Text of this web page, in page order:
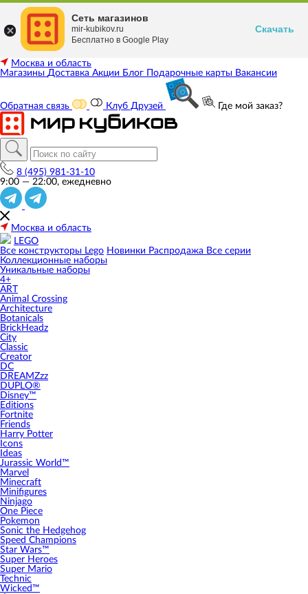
Москва и область
Магазины Доставка Акции Блог Подарочные карты Вакансии
Обратная связь Клуб Друзей Где мой заказ?
8 (495) 981-31-10
9:00 — 22:00, ежедневно
Москва и область
LEGO
Все конструкторы Lego Новинки Распродажа Все серии
Коллекционные наборы
Уникальные наборы
4+
ART
Animal Crossing
Architecture
Botanicals
BrickHeadz
City
Classic
Creator
DC
DREAMZzz
DUPLO®
Disney™
Editions
Fortnite
Friends
Harry Potter
Icons
Ideas
Jurassic World™
Marvel
Minecraft
Minifigures
Ninjago
One Piece
Pokemon
Sonic the Hedgehog
Speed Champions
Star Wars™
Super Heroes
Super Mario
Technic
Wicked™
Сеть магазинов
mir-kubikov.ru
Бесплатно в Google Play
Скачать